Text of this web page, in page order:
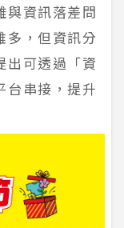
與資訊落差問
多，但資訊分
出可透過「資
台串接，提升